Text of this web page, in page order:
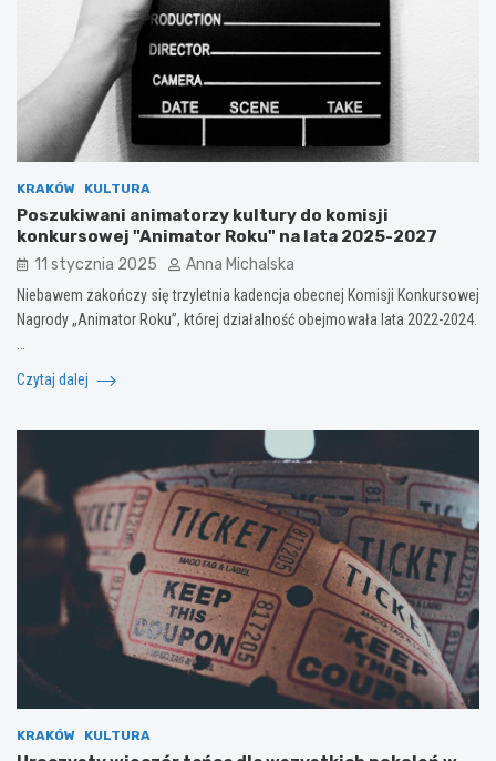
KRAKÓW KULTURA
Poszukiwani animatorzy kultury do komisji
konkursowej "Animator Roku" na lata 2025-2027
11 stycznia 2025 Anna Michalska
Niebawem zakończy się trzyletnia kadencja obecnej Komisji Konkursowej
Nagrody „Animator Roku”, której działalność obejmowała lata 2022-2024.
Czytaj dalej
KRAKÓW KULTURA